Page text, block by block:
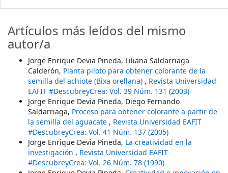
Artículos más leídos del mismo
autor/a
Jorge Enrique Devia Pineda, Liliana Saldarriaga
Calderón, Planta piloto para obtener colorante de la
semilla del achiote (Bixa orellana) , Revista Universidad
EAFIT #DescubreyCrea: Vol. 39 Núm. 131 (2003)
Jorge Enrique Devia Pineda, Diego Fernando
Saldarriaga, Proceso para obtener colorante a partir de
la semilla del aguacate , Revista Universidad EAFIT
#DescubreyCrea: Vol. 41 Núm. 137 (2005)
Jorge Enrique Devia Pineda, La creatividad en la
investigación , Revista Universidad EAFIT
#DescubreyCrea: Vol. 26 Núm. 78 (1990)